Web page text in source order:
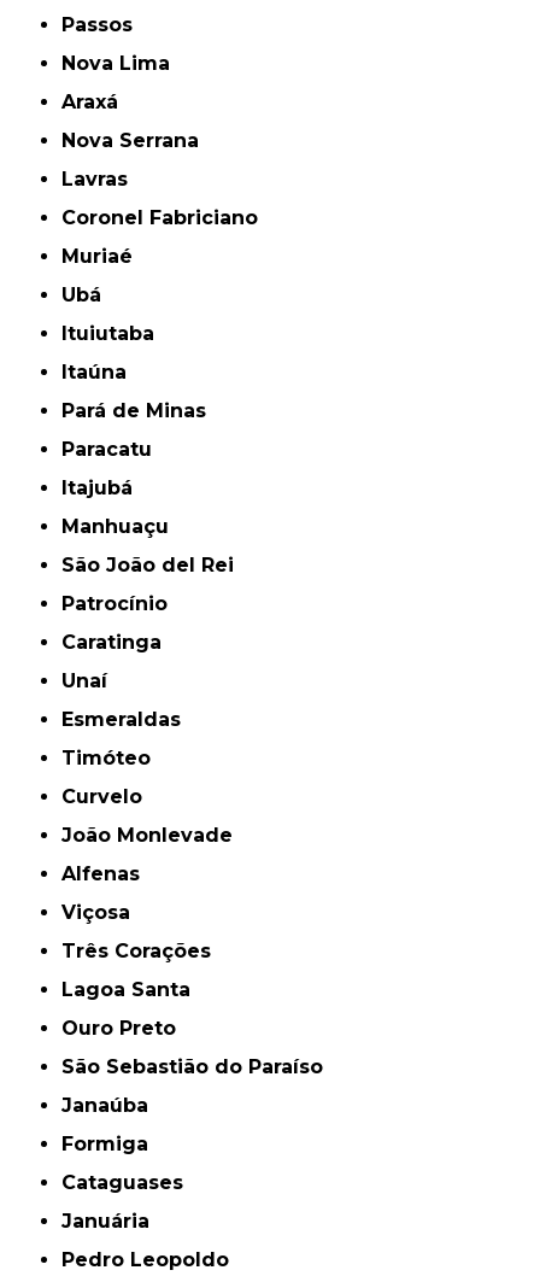
Passos
Nova Lima
Araxá
Nova Serrana
Lavras
Coronel Fabriciano
Muriaé
Ubá
Ituiutaba
Itaúna
Pará de Minas
Paracatu
Itajubá
Manhuaçu
São João del Rei
Patrocínio
Caratinga
Unaí
Esmeraldas
Timóteo
Curvelo
João Monlevade
Alfenas
Viçosa
Três Corações
Lagoa Santa
Ouro Preto
São Sebastião do Paraíso
Janaúba
Formiga
Cataguases
Januária
Pedro Leopoldo